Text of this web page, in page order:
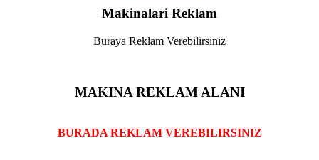
Makinalari Reklam
Buraya Reklam Verebilirsiniz
MAKINA REKLAM ALANI
BURADA REKLAM VEREBILIRSINIZ